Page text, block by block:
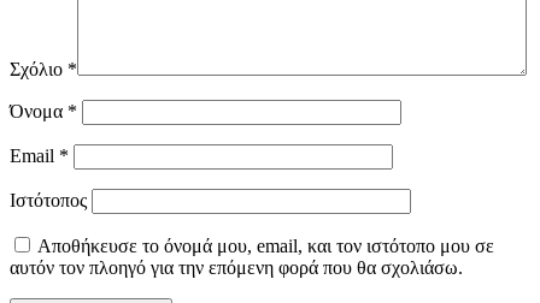
Σχόλιο *
Όνομα *
Email *
Ιστότοπος
Αποθήκευσε το όνομά μου, email, και τον ιστότοπο μου σε
αυτόν τον πλοηγό για την επόμενη φορά που θα σχολιάσω.